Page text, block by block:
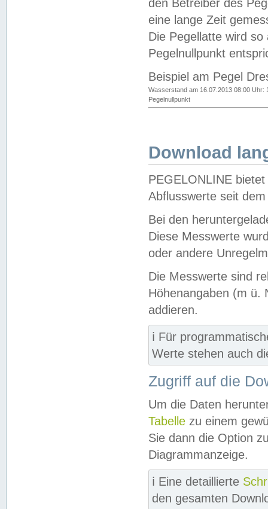
den Betreiber des
eine lange Zeit
Die Pegellatte wird
Pegelnullpunkt
Beispiel am Pegel
Wasserstand am 16.07.2013 08:00 Uhr:
Pegelnullpunkt
Download
PEGELONLINE
Abflusswerte seit
Bei den
Diese Messwerte
oder andere
Die Messwerte sind
Höhenangaben (m ü.
addieren.
ℹ️ Für
Werte stehen auch
Zugriff auf die
Um die Daten
Tabelle zu einem
Sie dann die Option
Diagrammanzeige.
ℹ️ Eine detaillierte
den gesamten